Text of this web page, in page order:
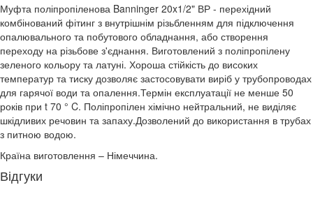
Муфта поліпропіленова Banninger 20x1/2" ВР - перехідний
комбінований фітинг з внутрішнім різьбленням для підключення
опалювального та побутового обладнання, або створення
переходу на різьбове з'єднання. Виготовлений з поліпропілену
зеленого кольору та латуні. Хороша стійкість до високих
температур та тиску дозволяє застосовувати виріб у трубопроводах
для гарячої води та опалення.Термін експлуатації не менше 50
років при t 70 ° C. Поліпропілен хімічно нейтральний, не виділяє
шкідливих речовин та запаху.Дозволений до використання в трубах
з питною водою.
Країна виготовлення – Німеччина.
Відгуки